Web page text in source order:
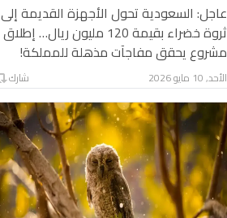
عاجل: السعودية تحول الأجهزة القديمة إلى
ثروة خضراء بقيمة 120 مليون ريال… إطلاق
مشروع يحقق مفاجآت مذهلة للمملكة!
الأحد, 10 مايو 2026 شارك